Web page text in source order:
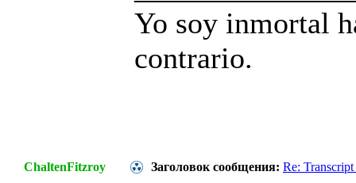
Yo soy inmortal
contrario.
ChaltenFitzroy Заголовок сообщения: Re: